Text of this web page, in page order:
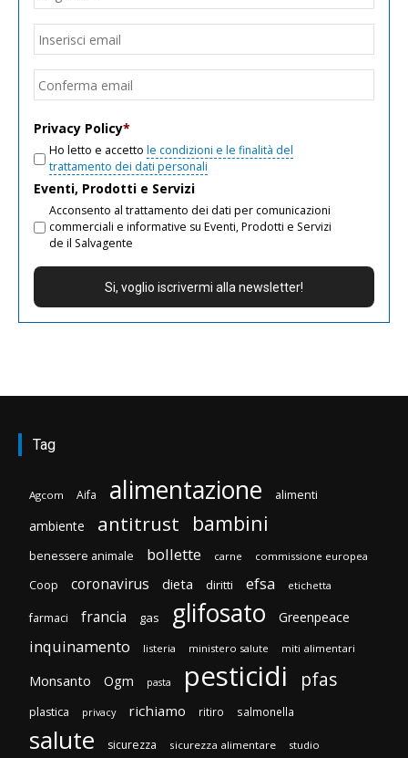
Email
Privacy Policy*
Ho letto e accetto le condizioni e le finalità del
trattamento dei dati personali
Eventi, Prodotti e Servizi
Acconsento al trattamento dei dati per comunicazioni
commerciali e informative su Eventi, Prodotti e Servizi
de il Salvagente
Tag
Agcom Aifa alimentazione alimenti
ambiente antitrust bambini
benessere animale bollette carne commissione europea
Coop coronavirus dieta diritti efsa etichetta
farmaci francia gas glifosato Greenpeace
inquinamento listeria ministero salute miti alimentari
Monsanto Ogm pasta pesticidi pfas
plastica privacy richiamo ritiro salmonella
salute sicurezza sicurezza alimentare studio